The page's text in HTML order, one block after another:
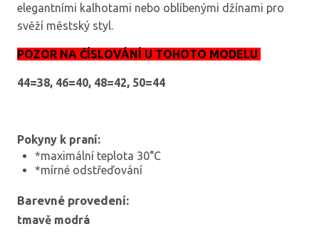
elegantními kalhotami nebo oblíbenými džínami pro
svěží městský styl.
POZOR NA ČÍSLOVÁNÍ U TOHOTO MODELU
44=38, 46=40, 48=42, 50=44
Pokyny k praní:
*maximální teplota 30°C
*mírné odstřeďování
Barevné provedení:
tmavě modrá